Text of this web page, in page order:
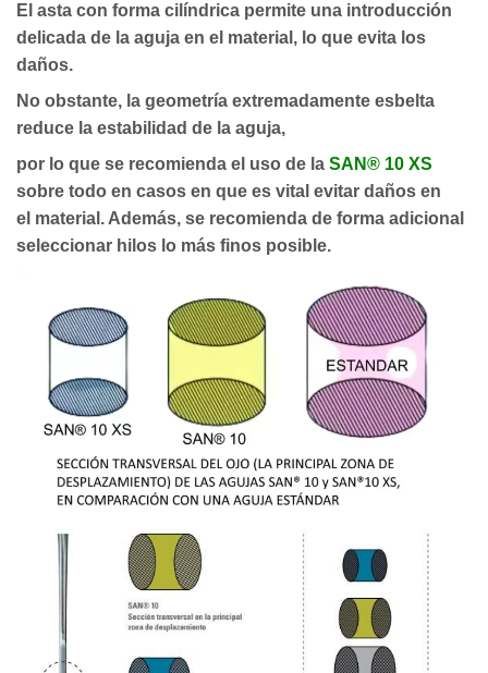
El asta con forma cilíndrica permite una introducción
delicada de la aguja en el material, lo que evita los
daños.
No obstante, la geometría extremadamente esbelta
reduce la estabilidad de la aguja,
por lo que se recomienda el uso de la SAN® 10 XS
sobre todo en casos en que es vital evitar daños en
el material. Además, se recomienda de forma adicional
seleccionar hilos lo más finos posible.